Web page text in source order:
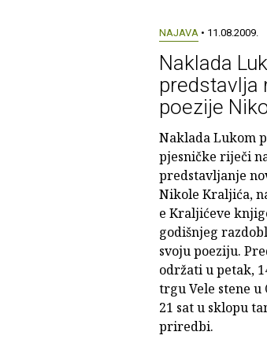
NAJAVA• 11.08.2009.
Naklada
predstavlja
poezije
Naklada Lukom
pjesničke riječi
predstavljanje
Nikole Kraljića,
e Kraljićeve
godišnjeg
svoju poeziju.
održati u petak,
trgu Vele stene
21 sat u sklopu
priredbi.